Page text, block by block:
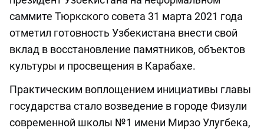
саммите Тюркского совета 31 марта 2021 года
отметил готовность Узбекистана внести свой
вклад в восстановление памятников, объектов
культуры и просвещения в Карабахе.
Практическим воплощением инициативы главы
государства стало возведение в городе Физули
современной школы №1 имени Мирзо Улугбека,